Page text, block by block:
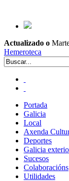
Actualizado o
Hemeroteca
Portada
Galicia
Local
Axenda
Deportes
Galicia
Sucesos
Colaboracións
Utilidades